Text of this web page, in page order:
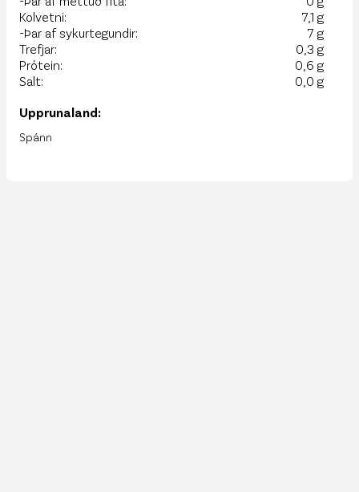
Kolvetni:
7,1 g
-Þar af sykurtegundir:
7 g
Trefjar:
0,3 g
Prótein:
0,6 g
Salt:
0,0 g
Upprunaland:
Spánn